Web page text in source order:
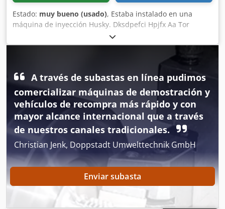
Estado: muy bueno (usado), Estaba instalado en una
máquina de inyección Husky. Dksdpefci Hpjfx Aa Tor
A través de subastas en línea pudimos
comercializar máquinas de demostración y
vehículos de recompra más rápido y con
mayor alcance internacional que a través
de nuestros canales tradicionales.
Christian Jenk, Doppstadt Umwelttechnik GmbH
Enviar subasta